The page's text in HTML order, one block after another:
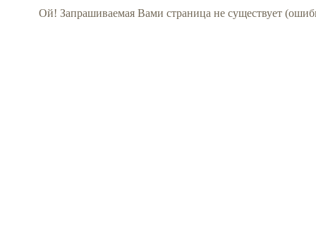
Ой! Запрашиваемая Вами страница не существует